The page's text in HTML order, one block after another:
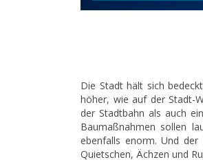
Die Stadt hält sich
höher, wie auf der Stadt-
der Stadtbahn als auch
Baumaßnahmen sollen
ebenfalls enorm. Und der
Quietschen, Ächzen und